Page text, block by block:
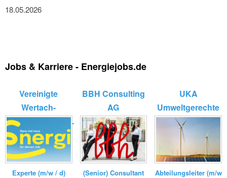
18.05.2026
Jobs & Karriere - Energiejobs.de
Vereinigte
Wertach-
Elektrizitätswerk...
Experte (m/w / d)
BBH Consulting
AG
(Senior) Consultant
UKA
Umweltgerechte
Kraftanlagen
GmbH ...
Abteilungsleiter (m/w